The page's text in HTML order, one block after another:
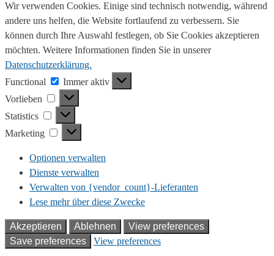
Wir verwenden Cookies. Einige sind technisch notwendig, während
andere uns helfen, die Website fortlaufend zu verbessern. Sie
können durch Ihre Auswahl festlegen, ob Sie Cookies akzeptieren
möchten. Weitere Informationen finden Sie in unserer
Datenschutzerklärung.
Functional
Functional
Immer aktiv
Vorlieben
Vorlieben
Statistics
Statistics
Marketing
Marketing
Optionen verwalten
Dienste verwalten
Verwalten von {vendor_count}-Lieferanten
Lese mehr über diese Zwecke
Akzeptieren Ablehnen
View preferences
Save preferences
View preferences